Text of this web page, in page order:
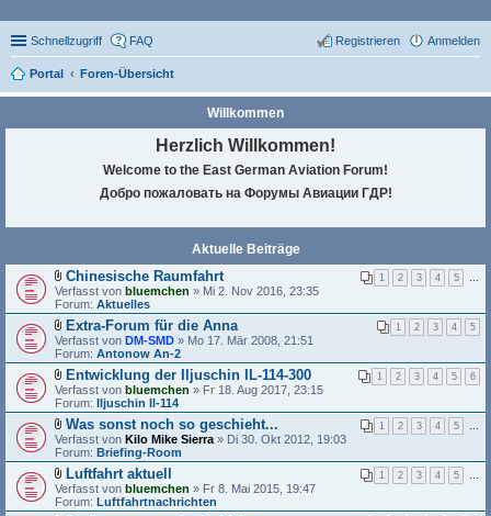
Schnellzugriff FAQ Anmelden
Registrieren
Portal Foren-Übersicht
Willkommen
Herzlich Willkommen!
Welcome to the East German Aviation Forum!
Добро пожаловать на Форумы Авиации ГДР!
Aktuelle Beiträge
D
a
t
e
i
a
n
h
a
n
g
Chinesische Raumfahrt 1 2 3 4 5
Verfasst von bluemchen » Mi 2. Nov 2016, 23:35
Forum: Aktuelles
D
a
t
e
i
a
n
h
a
n
g
Extra-Forum für die Anna 1 2 3 4 5
Verfasst von DM-SMD » Mo 17. Mär 2008, 21:51
Forum: Antonow An-2
D
a
t
e
i
a
n
h
a
n
Entwicklung der Iljuschin IL-114-300 1 2 3 4 5 6
Verfasst von bluemchen » Fr 18. Aug 2017, 23:15
Forum: Iljuschin Il-114
D
a
t
e
i
a
Was sonst noch so geschieht... 1 2 3 4 5
Verfasst von Kilo Mike Sierra » Di 30. Okt 2012, 19:03
Forum: Briefing-Room
D
a
t
Luftfahrt aktuell 1 2 3 4 5
Verfasst von bluemchen » Fr 8. Mai 2015, 19:47
Forum: Luftfahrtnachrichten